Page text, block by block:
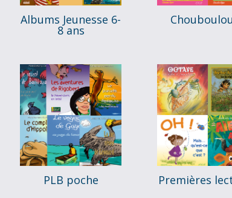
Albums Jeunesse 6-
8 ans
PLB poche Premières